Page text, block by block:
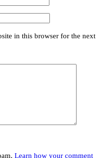
in this browser for the next
Learn how your comment